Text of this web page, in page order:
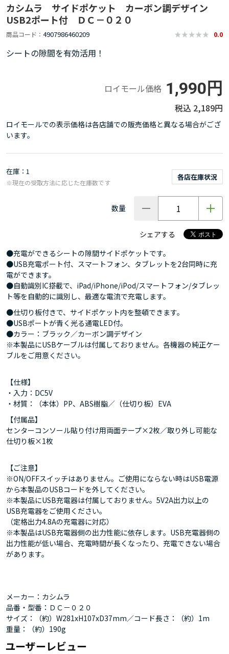
カシムラ サイドポケット カーボン調デザイン
USB2ポート付 ＤＣ－０２０
商品コード 4907986460209 0.0
シートの隙間を有効活用！
ロイモール価格 1,990円
2,189円
ロイモールでの表示価格は各店舗での販売価格と異なる場合がござ
います。
在庫 1
各店在庫状況
※現在の受取方法に応じた在庫数です
数量
シェアする
●充電ができるシートの隙間サイドポケットです。
●USB充電ポート付、スマートフォン、タブレットを2台同時に充
電ができます。
●自動識別IC搭載で、iPad/iPhone/iPod/スマートフォン/タブレッ
ト等を自動的に識別し、最適な電流で充電します。
●仕切り板付きで、サイドポケット内を整頓できます。
●USBポートが青く光る通電LED付。
●カラー：ブラック／カーボン調デザイン
※本製品にUSBケーブルは付属しておりません。各機器の純正ケー
ブルをご用意ください。
【仕様】
・入力：DC5V
・材質：（本体）PP、ABS樹脂／（仕切り板）EVA
【付属品】
センターコンソール貼り付け用両面テープ×2枚／取り外し可能な
仕切り板×1枚
【ご注意】
※ON/OFFスイッチはありません。ご使用にならない時はUSB電源
から本製品のUSBコードを外してください。
※本製品にUSB充電器は付属しておりません。5V2A出力以上の
USB充電器をご使用ください。
（定格出力4.8Aの充電器に対応）
※本製品はUSB充電器側の出力性能に依存します。USB充電器側の
出力性能が低い場合、充電時間が長くなったり、充電できない場合
があります。
メーカー：カシムラ
品番・型番：ＤＣ－０２０
サイズ：（約）W281xH107xD37mm／コード長さ：（約）1m
重量：（約）190g
ユーザーレビュー